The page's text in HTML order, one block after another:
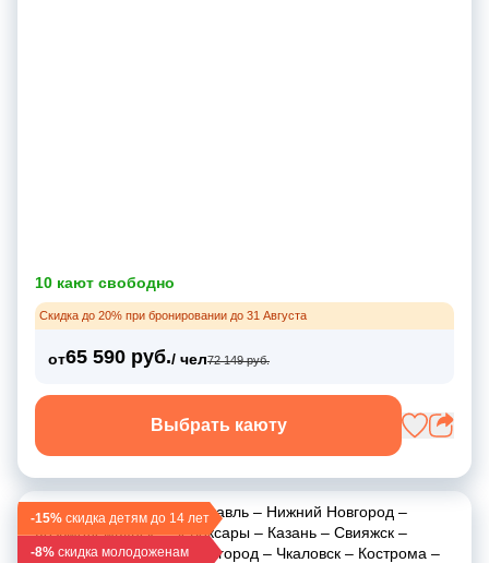
10 кают свободно
Скидка до 20% при бронировании до 31 Августа
от65 590 руб./ чел72 149 руб.
Выбрать каюту
-15% скидка детям до 14 лет
-8% скидка молодоженам
Москва –Углич–Ярославль – Нижний Новгород –
Козьмодемьянск–Чебоксары – Казань – Свияжск –
Макарьево–Нижний Новгород – Чкаловск – Кострома –